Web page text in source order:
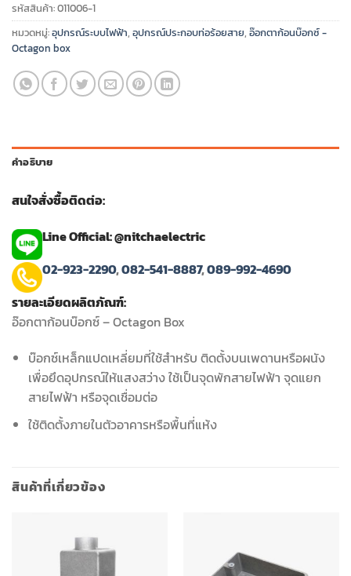
รหัสสินค้า:011006-1
หมวดหมู่:อุปกรณ์ระบบไฟฟ้า, อุปกรณ์ประกอบท่อร้อยสาย, อ๊อกตาก้อนบ๊อกซ์ -
Octagon box
คำอธิบาย
สนใจสั่งซื้อติดต่อ:
Line Official: @nitchaelectric
02-923-2290,082-541-8887,089-992-4690
รายละเอียดผลิตภัณฑ์:
อ๊อกตาก้อนบ๊อกซ์ – Octagon Box
บ๊อกซ์เหล็กแปดเหลี่ยมที่ใช้สำหรับ ติดตั้งบนเพดานหรือผนัง
เพื่อยึดอุปกรณ์ให้แสงสว่าง ใช้เป็นจุดพักสายไฟฟ้า จุดแยก
สายไฟฟ้า หรือจุดเชื่อมต่อ
ใช้ติดตั้งภายในตัวอาคารหรือพื้นที่แห้ง
สินค้าที่เกี่ยวข้อง